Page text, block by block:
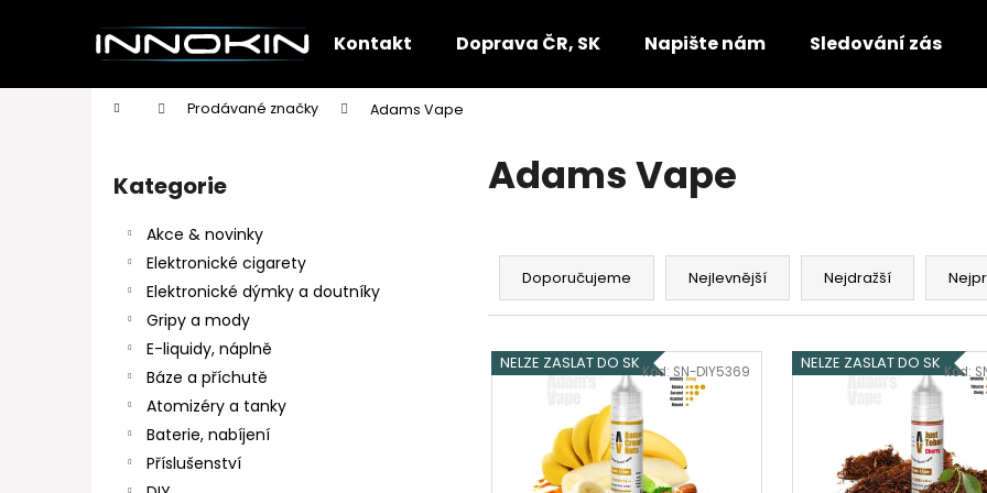
Kontakt Doprava ČR, SK Napište nám Sledování zásilek
Domů Prodávané značky Adams Vape
Přeskočit
kategorie
Kategorie
Akce & novinky
Elektronické cigarety
Elektronické dýmky a doutníky
Gripy a mody
E-liquidy, náplně
Báze a příchutě
Atomizéry a tanky
Baterie, nabíjení
Příslušenství
Adams Vape
Ř
z
n
Doporučujeme Nejlevnější Nejdražší
V
ýNELZE ZASLAT DO SK Kód: SN-DIY5369 NELZE ZASLAT DO SK Kód:
í
Zpět
do
Zpět
do
Doporučujeme